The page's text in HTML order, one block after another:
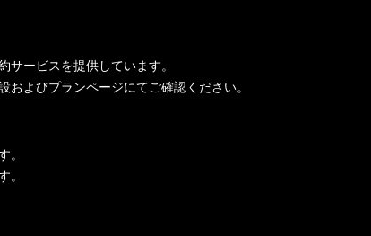
サービスを提供しています。
よびプランページにてご確認ください。
。
。